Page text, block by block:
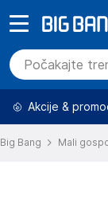
Akcije &
Big Bang Mali